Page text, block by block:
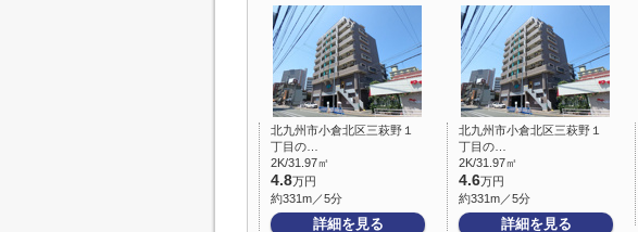
北九州市小倉北区三萩野１
丁目の…
2K/31.97㎡
4.8万円
約331m／5分
詳細を見る
北九州市小倉北区三萩野１
丁目の…
2K/31.97㎡
4.6万円
約331m／5分
詳細を見る